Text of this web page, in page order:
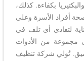
بكفاءة. كذلك،
أفراد الأسرة وعلى
لتفادي أي تلف في
مجموعة من الأدوات
تُولي شركة تنظيف